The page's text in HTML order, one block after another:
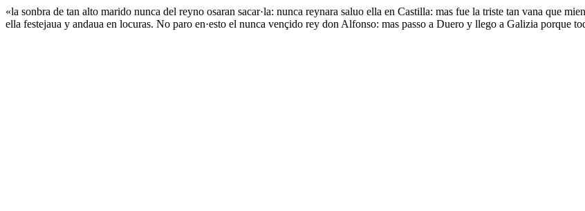
«la sonbra de tan alto marido nunca del reyno osaran sacar·la: nunca reynara saluo ella en Castilla: mas fue la triste tan vana que
ella festejaua y andaua en locuras. No paro en·esto el nunca vençido rey don Alfonso: mas passo a Duero y llego a Galizia porque